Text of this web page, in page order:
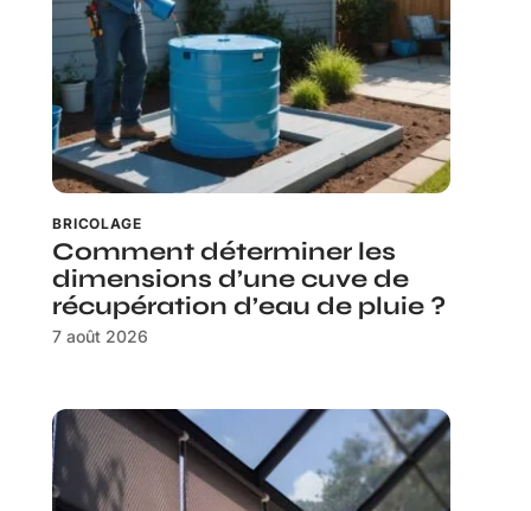
BRICOLAGE
Comment déterminer les
dimensions d’une cuve de
récupération d’eau de pluie ?
7 août 2026